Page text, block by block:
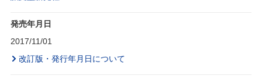
発売年月日
2017/11/01
改訂版・発行年月日について